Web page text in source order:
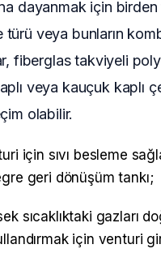
dayanmak için
türü veya bunların
fiberglas takviyeli
veya kauçuk kaplı
olabilir.
için sıvı besleme
geri dönüşüm tankı;
sıcaklıktaki gazları
için venturi